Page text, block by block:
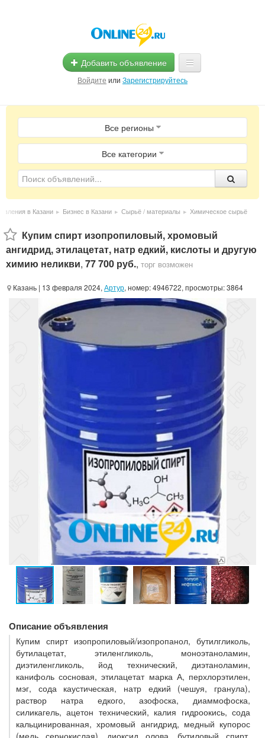
Добавить объявление
Войдите или Зарегистрируйтесь
Главная
Помощь
Услуги
Магазины
Все регионы
Все категории
в Казани ▸ Бизнес в Казани ▸ Сырьё / материалы ▸ Химическое сырьё
Купим спирт изопропиловый, хромовый
ангидрид, этилацетат, натр едкий, кислоты и другую
химию неликви, 77 700 руб., торг возможен
Казань | 13 февраля 2024, Артур, номер: 4946722, просмотры: 3864
Описание объявления
Купим спирт изопропиловый/изопропанол, бутилгликоль,
бутилацетат, этиленгликоль, моноэтаноламин,
диэтиленгликоль, йод технический, диэтаноламин,
канифоль сосновая, этилацетат марка А, перхлорэтилен,
мэг, сода каустическая, натр едкий (чешуя, гранула),
раствор натра едкого, азофоска, диаммофоска,
силикагель, ацетон технический, калия гидроокись, сода
кальцинированная, хромовый ангидрид, медный купорос
(медь сернокислая), диоксид олова, бутиловый спирт,